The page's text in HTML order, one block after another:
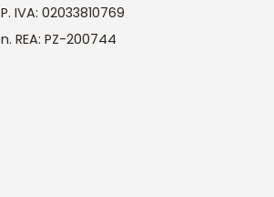
P. IVA: 02033810769
n. REA: PZ-200744